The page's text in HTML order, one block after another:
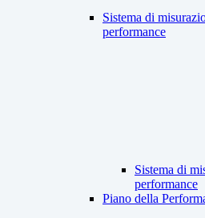
Sistema di
performance
Sistema di
performance
Piano della